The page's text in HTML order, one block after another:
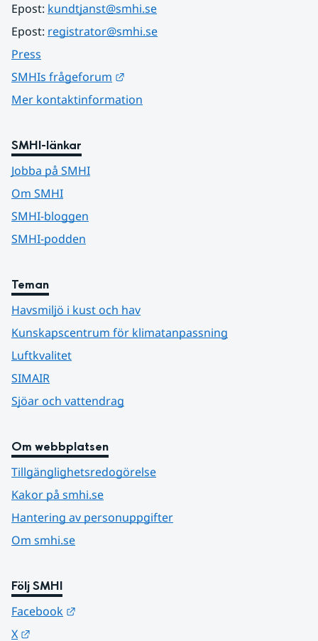
Epost: kundtjanst@smhi.se
Epost: registrator@smhi.se
Press
SMHIs frågeforum
Mer kontaktinformation
SMHI-länkar
Jobba på SMHI
Om SMHI
SMHI-bloggen
SMHI-podden
Teman
Havsmiljö i kust och hav
Kunskapscentrum för klimatanpassning
Luftkvalitet
SIMAIR
Sjöar och vattendrag
Om webbplatsen
Tillgänglighetsredogörelse
Kakor på smhi.se
Hantering av personuppgifter
Om smhi.se
Följ SMHI
Facebook
X